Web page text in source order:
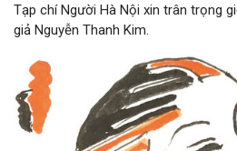
Tạp chí Người Hà Nội xin trân trọng
giả Nguyễn Thanh Kim.